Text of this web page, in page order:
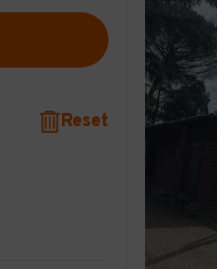
Reset